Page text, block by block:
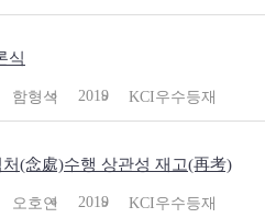
식
함형석 2019 KCI우수등재
(念處)수행 상관성 재고(再考)
오호연 2019 KCI우수등재